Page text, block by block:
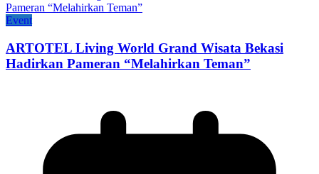
Event
ARTOTEL Living World Grand Wisata Bekasi
Hadirkan Pameran “Melahirkan Teman”